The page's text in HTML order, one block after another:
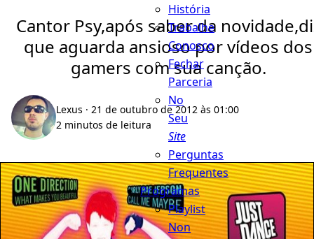
História
Trabalhe
Conosco
Fechar
Parceria
No
Seu
Site
Perguntas
Frequentes
Programas
Playlist
Non
Cantor Psy,após saber da
que aguarda ansioso por vídeos dos
gamers com sua canção.
Lexus · 21 de outubro de 2012 às 01:00
2 minutos de leitura